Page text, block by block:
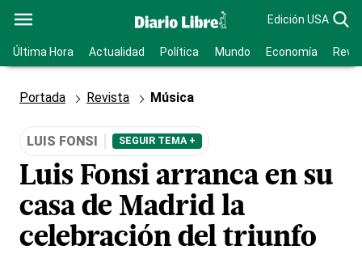
Edición USA
Última Hora Actualidad Política Mundo Economía
Portada Revista Música
LUIS FONSI SEGUIR TEMA +
Luis Fonsi arranca en su
casa de Madrid la
celebración del triunfo